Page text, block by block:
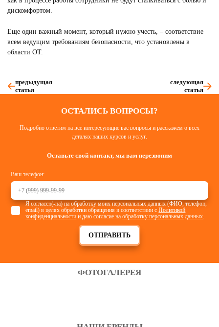
дискомфортом.
Еще один важный момент, который нужно учесть, – соответствие
всем ведущим требованиям безопасности, что установлены в
области ОТ.
предыдущая
статья
следующая
статья
ОСТАЛИСЬ ВОПРОСЫ?
Подробно ответим на все интересующие вас вопросы и расскажем о всех
деталях наших курсов и услуг.
Оставьте свой контакт, мы вам перезвоним
Ваш телефон:
ОТПРАВИТЬ
Я согласен(-на) на обработку моих персональных данных (ФИО, телефон,
email) в целях обработки обращения в соответствии сПолитикой
конфиденциальности и даю согласие наобработку персональных данных.
ФОТОГАЛЕРЕЯ